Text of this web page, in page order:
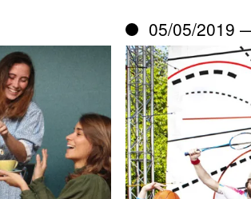
05/05/2019